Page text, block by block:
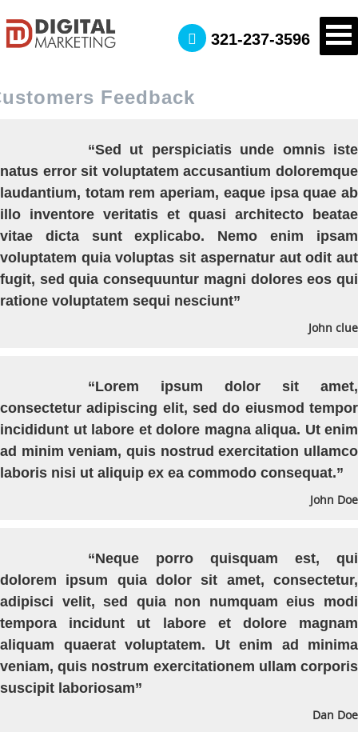
321-237-3596
Feedback
“Sed ut perspiciatis unde omnis iste
natus error sit voluptatem accusantium doloremque
laudantium, totam rem aperiam, eaque ipsa quae ab
illo inventore veritatis et quasi architecto beatae
vitae dicta sunt explicabo. Nemo enim ipsam
voluptatem quia voluptas sit aspernatur aut odit aut
fugit, sed quia consequuntur magni dolores eos qui
ratione voluptatem sequi nesciunt”
John clue
“Lorem ipsum dolor sit amet,
consectetur adipiscing elit, sed do eiusmod tempor
incididunt ut labore et dolore magna aliqua. Ut enim
ad minim veniam, quis nostrud exercitation ullamco
laboris nisi ut aliquip ex ea commodo consequat.”
John Doe
“Neque porro quisquam est, qui
dolorem ipsum quia dolor sit amet, consectetur,
adipisci velit, sed quia non numquam eius modi
tempora incidunt ut labore et dolore magnam
aliquam quaerat voluptatem. Ut enim ad minima
veniam, quis nostrum exercitationem ullam corporis
suscipit laboriosam”
Dan Doe